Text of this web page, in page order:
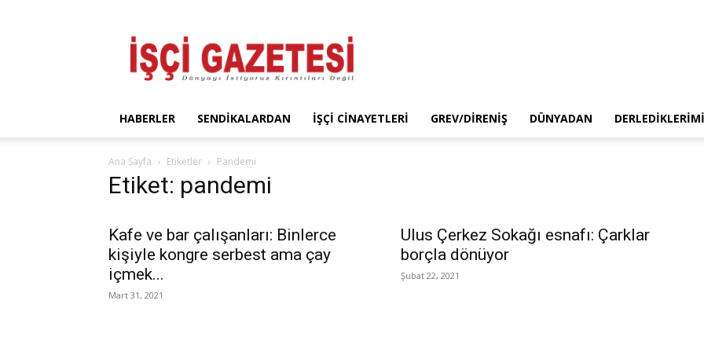
Gazetesi
HABERLER SENDIKALARDAN İŞÇI CINAYETLERI GREV/DIRENIŞ DÜNYADAN
Ana Sayfa Etiketler Pandemi
Etiket: pandemi
Kafe ve bar çalışanları: Binlerce
kişiyle kongre serbest ama çay
içmek...
Mart 31, 2021
Ulus Çerkez Sokağı esnafı: Çarklar
borçla dönüyor
Şubat 22, 2021